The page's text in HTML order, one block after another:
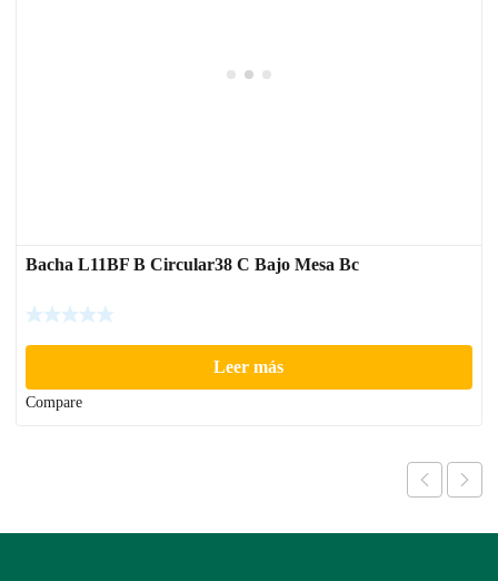
Bacha L11BF B Circular38 C Bajo Mesa Bc
Leer más
Compare